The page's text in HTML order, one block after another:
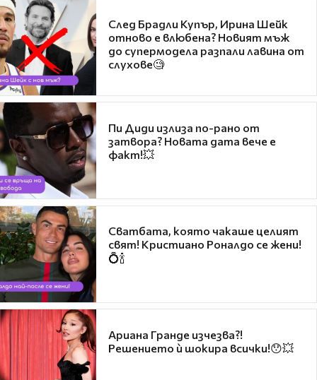
След Брадли Купър, Ирина Шейк
отново е влюбена? Новият мъж
до супермодела разпали лавина от
слухове🧐
Пи Диди излиза по-рано от
затвора? Новата дата вече е
факт!💥
Сватбата, която чакаше целият
свят! Кристиано Роналдо се жени!
💍🍾
Ариана Гранде изчезва?!
Решението ѝ шокира всички!😯💥